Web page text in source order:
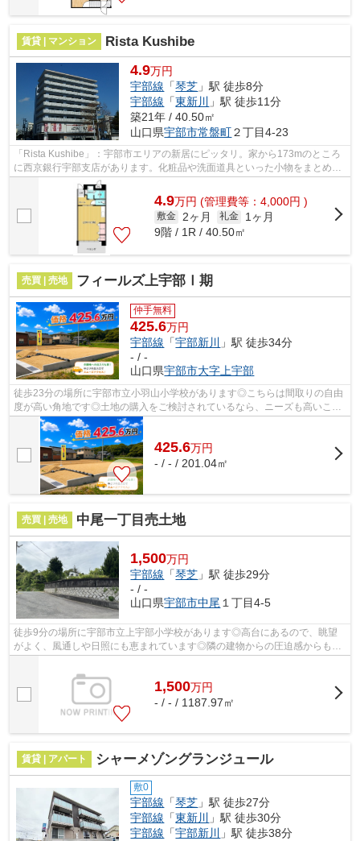
賃貸 | マンション Rista Kushibe
4.9万円
宇部線 「琴芝 」駅 徒歩8分
宇部線 「東新川
」駅 徒歩11分
築21年 / 40.50㎡
山口県宇部市常盤町２丁目4-23
「Rista Kushibe」：宇部市エリアの新居にピッタリ。家から173mのところ
に西京銀行宇部支店があります。化粧品や洗面道具といった小物をまとめて
スッキリ収納できる洗面化粧台が付いて...
4.9万円 (管理費等：4,000円 )
敷金 2ヶ月 礼金
1ヶ月
9階 / 1R / 40.50㎡
売買 | 売地 フィールズ上宇部Ⅰ期
仲手無料
425.6万円
宇部線 「宇部新川
」駅 徒歩34分
- / -
山口県宇部市大字上宇部
徒歩23分の場所に宇部市立小羽山小学校があります◎こちらは間取りの自由
度が高い角地です◎土地の購入をご検討されているなら、ニーズも高いこち
らの売地はいかがでしょうか◎こちらの土...
425.6万円
- / - / 201.04㎡
売買 | 売地 中尾一丁目売土地
1,500万円
宇部線 「琴芝 」駅 徒歩29分
- / -
山口県宇部市中尾 １丁目4-5
徒歩9分の場所に宇部市立上宇部小学校があります◎高台にあるので、眺望
がよく、風通しや日照にも恵まれています◎隣の建物からの圧迫感からも解
1,500万円
- / - / 1187.97㎡
賃貸 | アパート シャーメゾングランジュール
敷0
宇部線 「琴芝 」駅 徒歩27分
宇部線 「東新川
」駅 徒歩30分
宇部線 「宇部新川
」駅 徒歩38分